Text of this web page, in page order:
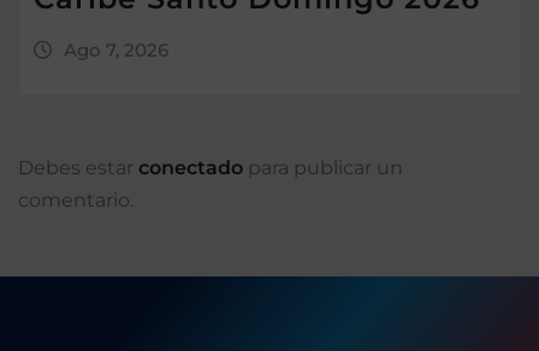
Ago 7, 2026
Debes estar conectado para publicar un
comentario.